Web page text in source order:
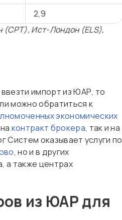
2,9
(CPT), Ист-Лондон (ELS),
импорт из ЮАР, то
можно обратиться к
экономических
контракт брокера, так и на
Систем оказывает услуги по
, но и в других
а также центрах
из ЮАР для